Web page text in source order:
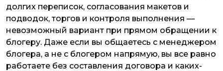
долгих переписок, согласования макетов и
подводок, торгов и контроля выполнения —
невозможный вариант при прямом обращении к
блогеру. Даже если вы общаетесь с менеджером
блогера, а не с блогером напрямую, вы все равно
работаете без составления договора и каких-